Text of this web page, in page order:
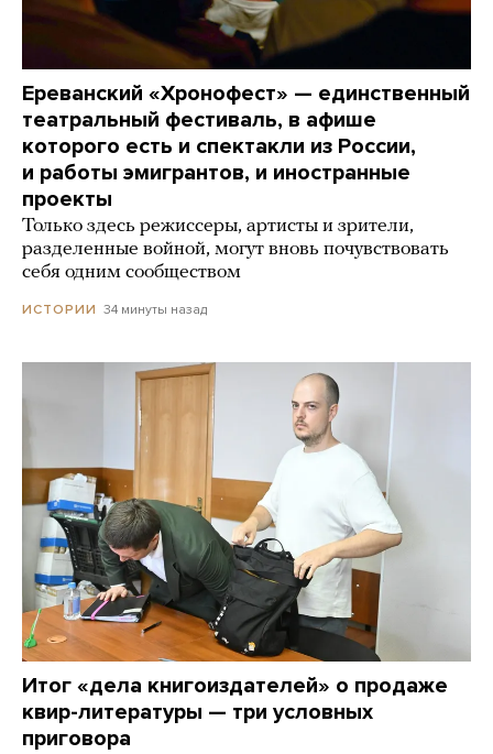
Ереванский «Хронофест» — единственный
театральный фестиваль, в афише
которого есть и спектакли из России,
и работы эмигрантов, и иностранные
проекты
Только здесь режиссеры, артисты и зрители,
разделенные войной, могут вновь почувствовать
себя одним сообществом
ИСТОРИИ 34 минуты назад
Итог «дела книгоиздателей» о продаже
квир-литературы — три условных
приговора